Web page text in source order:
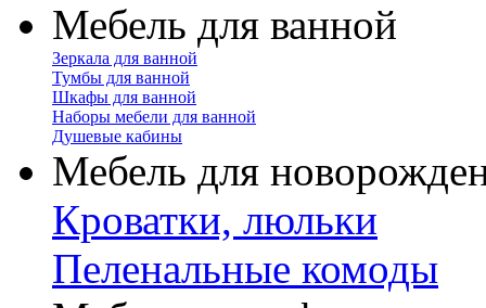
Мебель для ванной
Зеркала для ванной
Тумбы для ванной
Шкафы для ванной
Наборы мебели для ванной
Душевые кабины
Мебель для
Кроватки, люльки
Пеленальные комоды